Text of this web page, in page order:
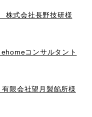
株式会社長野技研様
コンサルタント
限会社望月製餡所様